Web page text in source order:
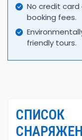
No credit card
booking fees.
friendly tours.
СПИСОК